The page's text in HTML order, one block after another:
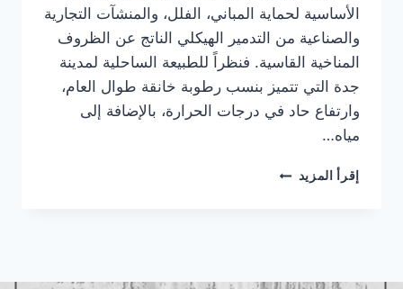
الأساسية لحماية المباني، الفلل، والمنشآت التجارية
والصناعية من التدمير الهيكلي الناتج عن الظروف
المناخية القاسية. فنظراً للطبيعة الساحلية لمدينة
جدة التي تتميز بنسب رطوبة خانقة طوال العام،
وارتفاع حاد في درجات الحرارة، بالإضافة إلى
مياه…
إقرأ المزيد معلم
اسطح